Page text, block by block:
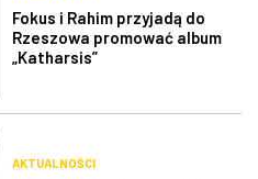
Fokus i Rahim przyjadą do
Rzeszowa promować album
„Katharsis”
AKTUALNOŚCI